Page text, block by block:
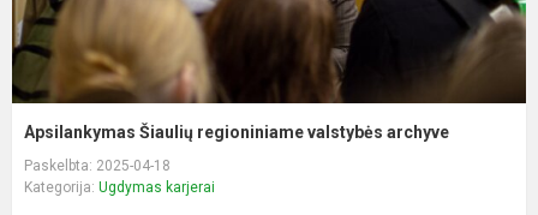
Apsilankymas Šiaulių regioniniame valstybės archyve
Paskelbta: 2025-04-18
Kategorija: Ugdymas karjerai